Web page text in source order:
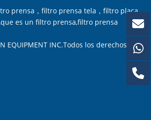
prensa，filtro prensa tela，filtro placa,
es un filtro prensa,filtro prensa
EQUIPMENT INC.Todos los derechos